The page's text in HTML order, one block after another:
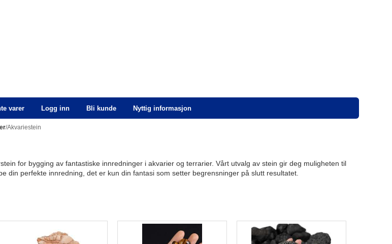
varer Logg inn Bli kunde Nyttig informasjon
/Akvariestein
for bygging av fantastiske innredninger i akvarier og terrarier. Vårt utvalg av stein gir deg muligheten til
din perfekte innredning, det er kun din fantasi som setter begrensninger på slutt resultatet.